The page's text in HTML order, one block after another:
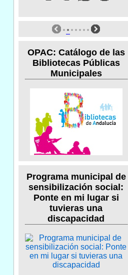
OPAC: Catálogo de las
Bibliotecas Públicas
Municipales
Programa municipal de
sensibilización social:
Ponte en mi lugar si
tuvieras una
discapacidad